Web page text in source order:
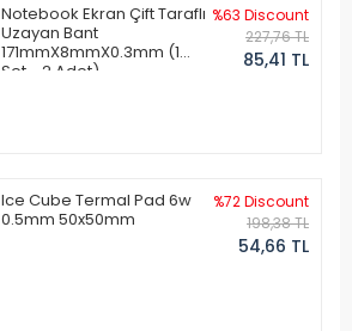
Notebook Ekran Çift Taraflı
Uzayan Bant
171mmX8mmX0.3mm (1
Set - 2 Adet)
%63 Discount
227,76 TL
85,41 TL
Ice Cube Termal Pad 6w
0.5mm 50x50mm
%72 Discount
198,38 TL
54,66 TL